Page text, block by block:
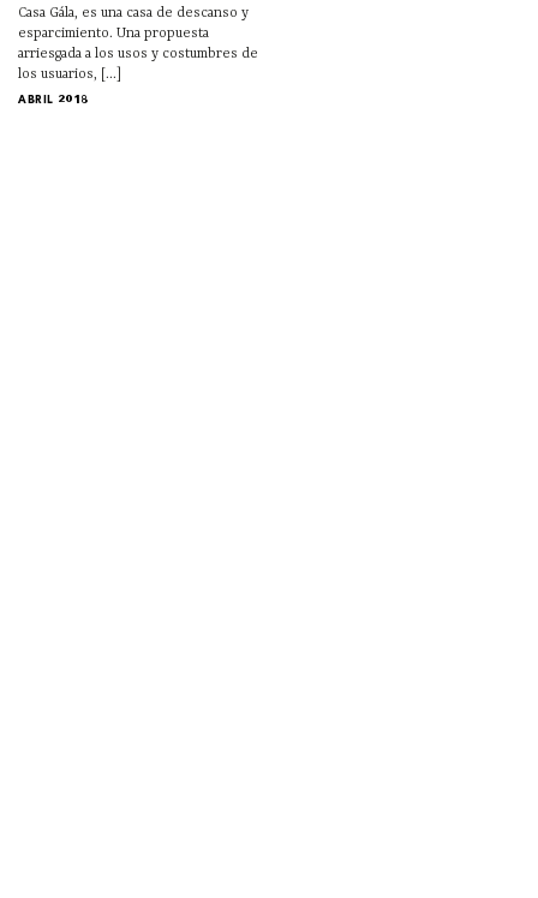
Casa Gála, es una casa de descanso y
esparcimiento. Una propuesta
arriesgada a los usos y costumbres de
los usuarios, [...]
ABRIL 2018